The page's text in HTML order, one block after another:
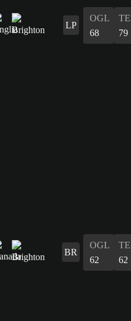
LP
OGL
68
79
BR
OGL
62
62